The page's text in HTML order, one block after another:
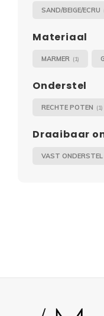
SAND/BEIGE/ECRU
Materiaal
MARMER (1)
Onderstel
RECHTE POTEN (1)
Draaibaar
VAST ONDERSTEL